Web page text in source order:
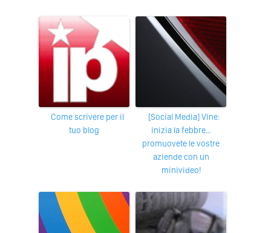
Come scrivere per il
tuo blog
[Social Media] Vine:
inizia la febbre…
promuovete le vostre
aziende con un
minivideo!